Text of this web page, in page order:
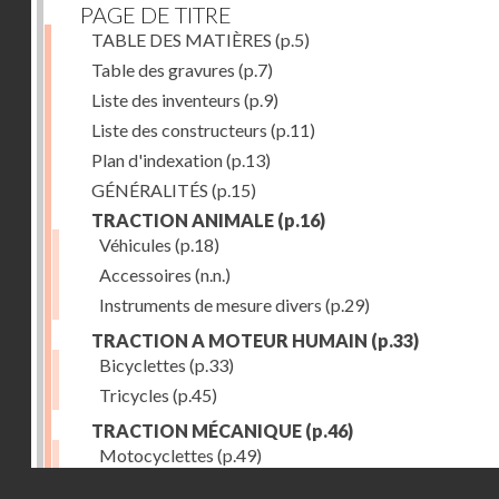
PAGE DE TITRE
TABLE DES MATIÈRES (p.5)
Table des gravures (p.7)
Liste des inventeurs (p.9)
Liste des constructeurs (p.11)
Plan d'indexation(p.13)
GÉNÉRALITÉS (p.15)
TRACTION ANIMALE (p.16)
Véhicules (p.18)
Accessoires (n.n.)
Instruments de mesure divers (p.29)
TRACTION A MOTEUR HUMAIN (p.33)
Bicyclettes (p.33)
Tricycles (p.45)
TRACTION MÉCANIQUE (p.46)
Motocyclettes (p.49)